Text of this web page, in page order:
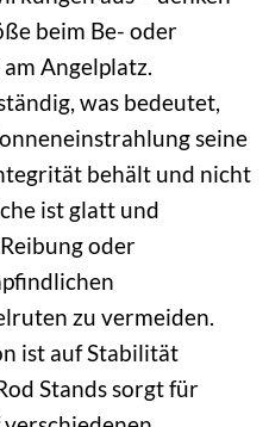
beim Be- oder
Angelplatz.
was bedeutet,
seine
behält und nicht
ist glatt und
oder
zu vermeiden.
ist auf Stabilität
Stands sorgt für